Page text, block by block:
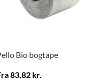
Bio bogtape
83,82 kr.